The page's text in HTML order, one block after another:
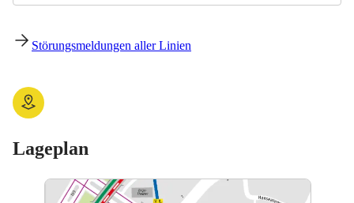
Störungsmeldungen aller Linien
Lageplan